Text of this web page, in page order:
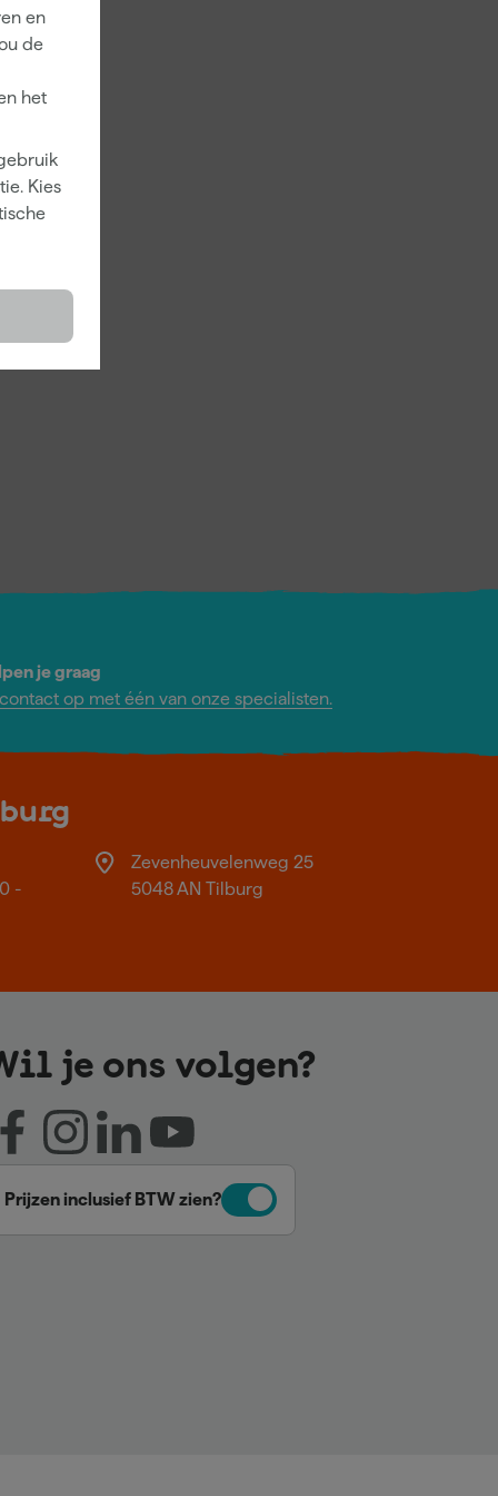
en
de
het
Kies
je graag
op met één van onze specialisten.
-
Zevenheuvelenweg 25
5048 AN Tilburg
je ons volgen?
Prijzen inclusief BTW zien?